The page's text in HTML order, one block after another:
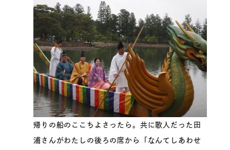
帰りの船のここちよさったら。共に歌人だった田
浦さんがわたしの後ろの席から「なんてしあわせ